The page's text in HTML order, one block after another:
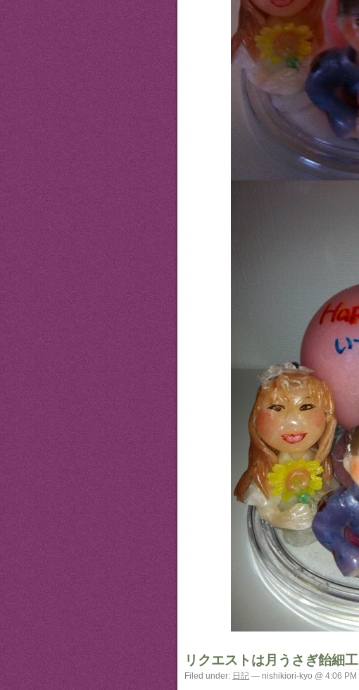
リクエストは月うさぎ飴細工
Filed under: 日記 — nishikiori-kyo @ 4:06 PM